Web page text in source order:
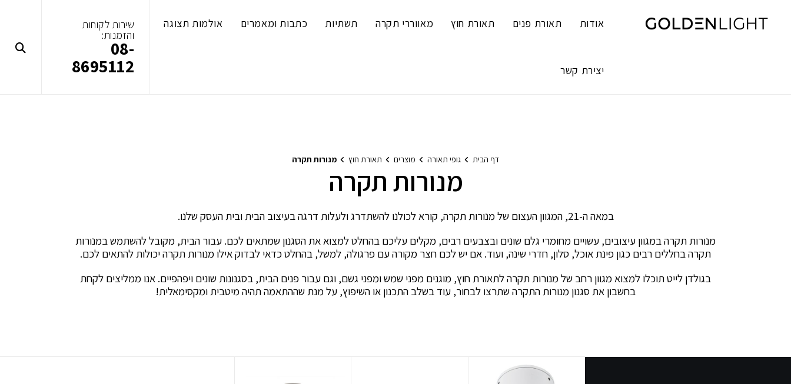
content
אודות תאורת פנים תאורת חוץ מאווררי תקרה תשתיות כתבות ומאמרים אולמות תצוגה
יצירת קשר
שירות לקוחות
והזמנות:
08-
8695112
דף הבית גופי תאורה מוצרים תאורת חוץ מנורות תקרה
מנורות תקרה
במאה ה-21, המגוון העצום של מנורות תקרה, קורא לכולנו להשתדרג ולעלות דרגה בעיצוב הבית ובית העסק שלנו.
מנורות תקרה במגוון עיצובים, עשויים מחומרי גלם שונים ובצבעים רבים, מקלים עליכם בהחלט למצוא את הסגנון שמתאים לכם. עבור הבית, מקובל להשתמש במנורות
תקרה בחללים רבים כגון פינת אוכל, סלון, חדרי שינה, ועוד. אם יש לכם חצר מקורה עם פרגולה, למשל, בהחלט כדאי לבדוק אילו מנורות תקרה יכולות להתאים לכם.
בגולדן לייט תוכלו למצוא מגוון רחב של מנורות תקרה לתאורת חוץ, מוגנים מפני שמש ומפני גשם, וגם עבור פנים הבית, בסגנונות שונים ויפהפיים. אנו ממליצים לקחת
בחשבון את סגנון מנורות התקרה שתרצו לבחור, עוד בשלב התכנון או השיפוץ, על מנת שההתאמה תהיה מיטבית ומקסימאלית!